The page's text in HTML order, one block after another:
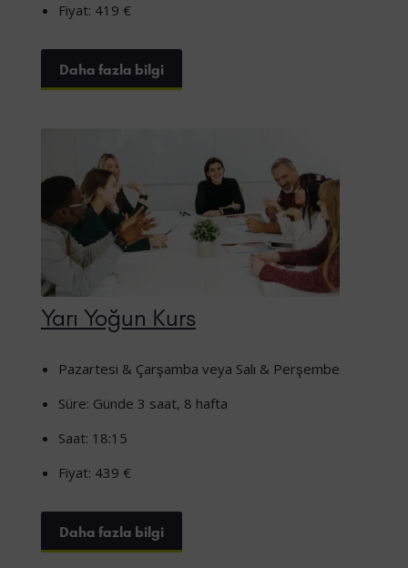
Fiyat: 419 €
Daha fazla bilgi
Yarı Yoğun Kurs
Pazartesi & Çarşamba veya Salı & Perşembe
Süre: Günde 3 saat, 8 hafta
Saat: 18:15
Fiyat: 439 €
Daha fazla bilgi